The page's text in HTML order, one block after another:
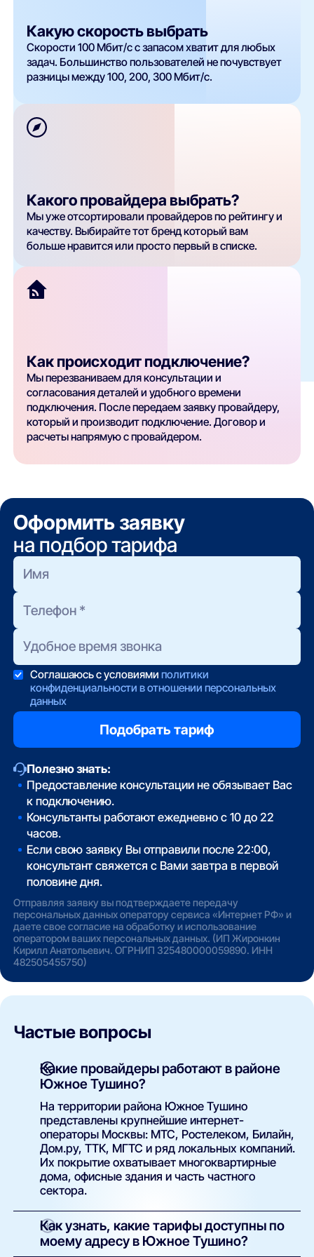
Какую скорость выбрать
Скорости 100 Мбит/с с запасом хватит для любых
задач. Большинство пользователей не почувствует
разницы между 100, 200, 300 Мбит/с.
Какого провайдера выбрать?
Мы уже отсортировали провайдеров по рейтингу и
качеству. Выбирайте тот бренд который вам
больше нравится или просто первый в списке.
Как происходит подключение?
Мы перезваниваем для консультации и
согласования деталей и удобного времени
подключения. После передаем заявку провайдеру,
который и производит подключение. Договор и
расчеты напрямую с провайдером.
Оформить заявку
на подбор тарифа
Соглашаюсь с условиями политики
конфиденциальности в отношении персональных
данных
Полезно знать:
Предоставление консультации не обязывает Вас
к подключению.
Консультанты работают ежедневно с 10 до 22
часов.
Если свою заявку Вы отправили после 22:00,
консультант свяжется с Вами завтра в первой
половине дня.
Отправляя заявку вы подтверждаете передачу
персональных данных оператору сервиса «Интернет РФ» и
даете свое согласие на обработку и использование
оператором ваших персональных данных. (ИП Жиронкин
Кирилл Анатольевич. ОГРНИП 325480000059890. ИНН
482505455750)
Частые вопросы
Какие провайдеры работают в районе
Южное Тушино?
На территории района Южное Тушино
представлены крупнейшие интернет-
операторы Москвы: МТС, Ростелеком, Билайн,
Дом.ру, ТТК, МГТС и ряд локальных компаний.
Их покрытие охватывает многоквартирные
дома, офисные здания и часть частного
сектора.
Как узнать, какие тарифы доступны по
моему адресу в Южное Тушино?